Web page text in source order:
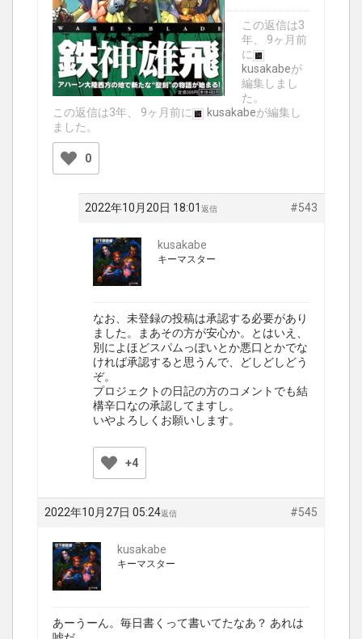
この返信は3
年、 9ヶ月前
に
kusakabeが
編集しまし
た。
この返信は3年、 9ヶ月前に
kusakabeが編集し
ました。
0
2022年10月20日 18:01 #543
返信
kusakabe
キーマスター
なお、未登録の投稿は承認する必要があり
ました。まあその方が安心か。とはいえ、
別によほどスパムっぽいとか悪口とかでな
ければ承認すると思うんで、どしどしどう
ぞ。
プロジェクトの日記の方のコメントでも結
構辛口なの承認してますし。
いやよろしくお願いします。
+4
2022年10月27日 05:24 #545
返信
kusakabe
キーマスター
あーうーん。毎日書くって書いてたなあ？ あれは